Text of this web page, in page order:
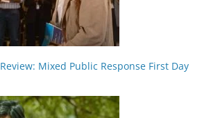
Mixed Public Response First Day